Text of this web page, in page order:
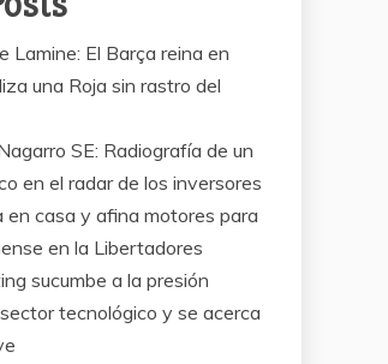
Lamine: El Barça reina en
una Roja sin rastro del
SE: Radiografía de un
en el radar de los inversores
en casa y afina motores para
en la Libertadores
sucumbe a la presión
tecnológico y se acerca